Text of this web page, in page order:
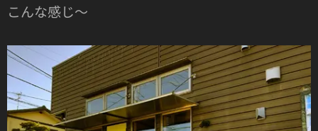
こんな感じ〜